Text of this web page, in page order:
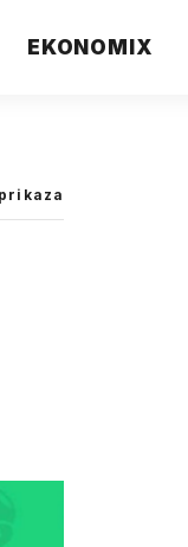
EKONOMIX
prikaza